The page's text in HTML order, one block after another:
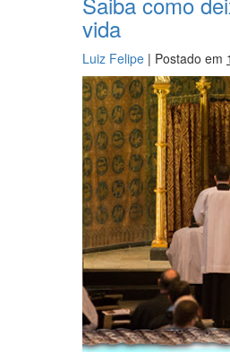
vida
Luiz Felipe | Postado em